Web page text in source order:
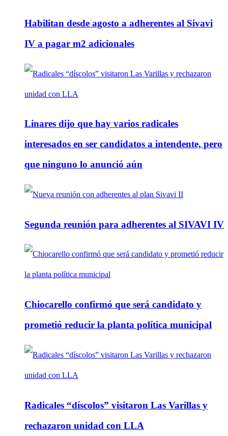
Habilitan desde agosto a adherentes al Sivavi
IV a pagar m2 adicionales
Linares dijo que hay varios radicales
interesados en ser candidatos a intendente, pero
que ninguno lo anunció aún
Segunda reunión para adherentes al SIVAVI IV
Chiocarello confirmó que será candidato y
prometió reducir la planta política municipal
Radicales “díscolos” visitaron Las Varillas y
rechazaron unidad con LLA